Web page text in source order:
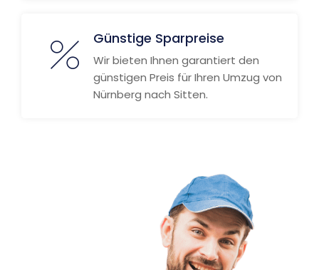
Günstige Sparpreise
Wir bieten Ihnen garantiert den
günstigen Preis für Ihren Umzug von
Nürnberg nach Sitten.